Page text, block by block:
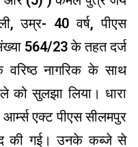
उम्र- 40 वर्ष, पीएस
564/23 के तहत दर्ज
नागरिक के साथ
सुलझा लिया। धारा
एक्ट पीएस सीलमपुर
की गई। उनके कब्जे से